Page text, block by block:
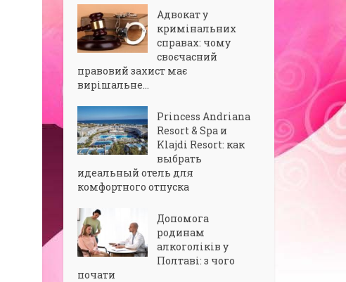
Адвокат у
кримінальних
справах: чому
своєчасний
правовий захист має
вирішальне...
Princess Andriana
Resort & Spa и
Klajdi Resort: как
выбрать
идеальный отель для
комфортного отпуска
Допомога
родинам
алкоголіків у
Полтаві: з чого
почати